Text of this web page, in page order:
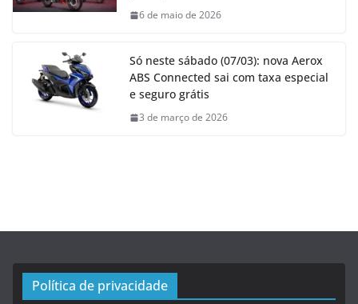
6 de maio de 2026
Só neste sábado (07/03): nova Aerox
ABS Connected sai com taxa especial
e seguro grátis
3 de março de 2026
Política de privacidade